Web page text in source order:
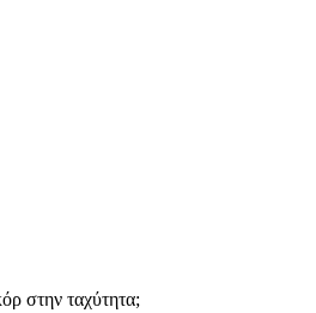
στην ταχύτητα;